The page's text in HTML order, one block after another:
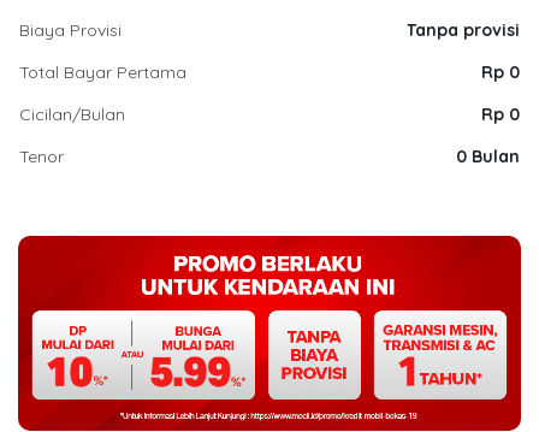
Biaya Provisi
Tanpa provisi
Total Bayar Pertama
Rp 0
Cicilan/Bulan
Rp 0
Tenor
0 Bulan